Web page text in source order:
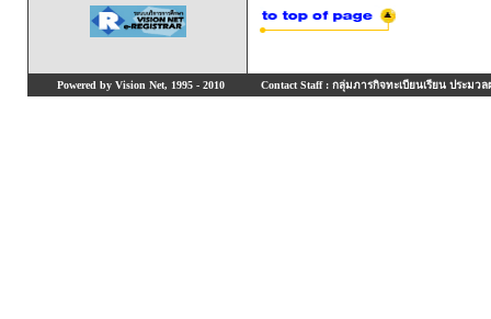
Powered by Vision Net, 1995 - 2010 Contact Staff : กลุ่มภารกิจทะเบียนเรียน ประมวล